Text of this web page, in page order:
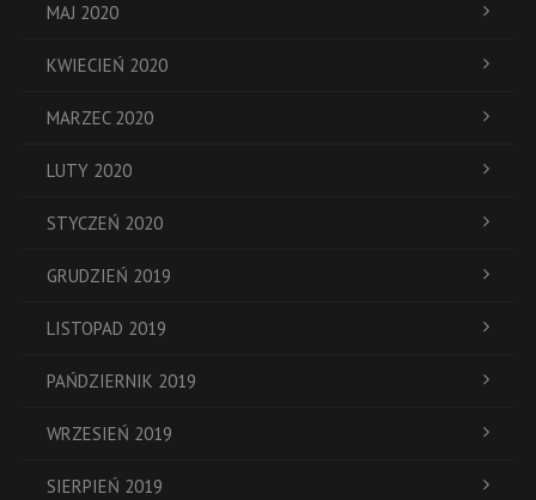
MAJ 2020
KWIECIEŃ 2020
MARZEC 2020
LUTY 2020
STYCZEŃ 2020
GRUDZIEŃ 2019
LISTOPAD 2019
PAŃDZIERNIK 2019
WRZESIEŃ 2019
SIERPIEŃ 2019